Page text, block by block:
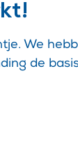
We
de